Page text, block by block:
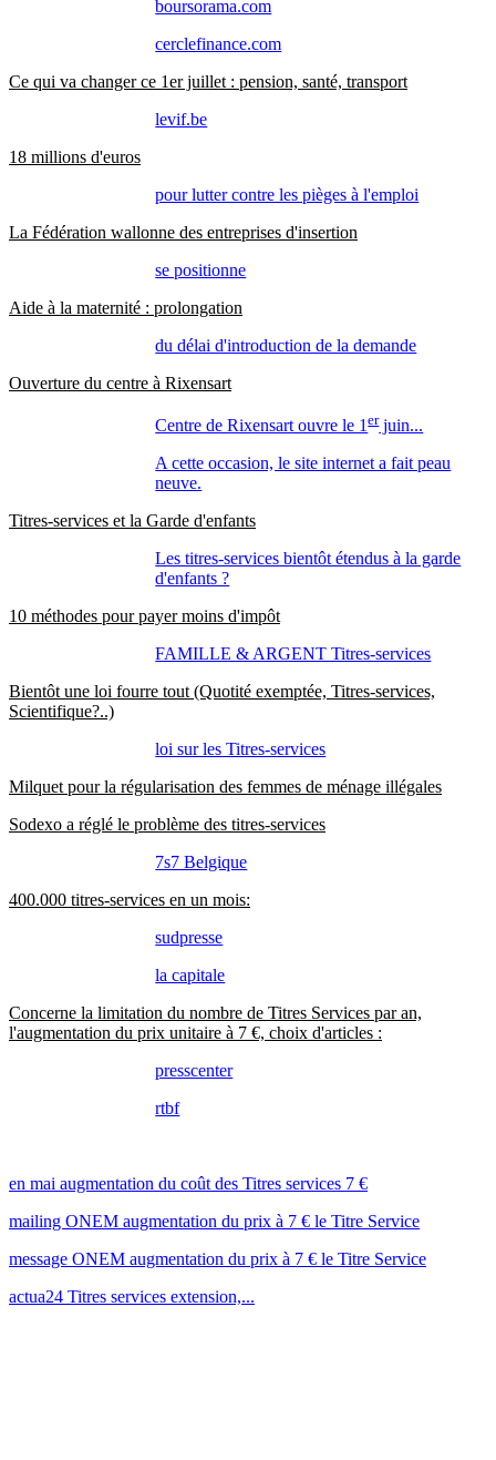
boursorama.com
cerclefinance.com
Ce qui va changer ce 1er juillet : pension, santé, transport
levif.be
18 millions d'euros
pour lutter contre les pièges à l'emploi
La Fédération wallonne des entreprises d'insertion
se positionne
Aide à la maternité : prolongation
du délai d'introduction de la demande
Ouverture du centre à Rixensart
Centre de Rixensart ouvre le 1erjuin...
A cette occasion, le site internet a fait peau
neuve.
Titres-services et la Garde d'enfants
Les titres-services bientôt étendus à la garde
d'enfants ?
10 méthodes pour payer moins d'impôt
FAMILLE & ARGENT Titres-services
Bientôt une loi fourre tout (Quotité exemptée, Titres-services,
Scientifique?..)
loi sur les Titres-services
Milquet pour la régularisation des femmes de ménage illégales
Sodexo a réglé le problème des titres-services
7s7 Belgique
400.000 titres-services en un mois:
sudpresse
la capitale
Concerne la limitation du nombre de Titres Services par an,
l'augmentation du prix unitaire à 7 €, choix d'articles :
presscenter
rtbf
en mai augmentation du coût des Titres services 7 €
mailing ONEM augmentation du prix à 7 € le Titre Service
message ONEM augmentation du prix à 7 € le Titre Service
actua24 Titres services extension,...